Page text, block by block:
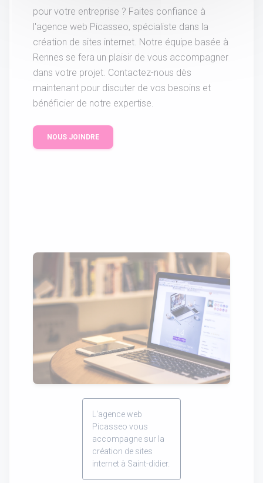
pour votre entreprise ? Faites confiance à
l'agence web Picasseo, spécialiste dans la
création de sites internet. Notre équipe basée à
Rennes se fera un plaisir de vous accompagner
dans votre projet. Contactez-nous dès
maintenant pour discuter de vos besoins et
bénéficier de notre expertise.
NOUS JOINDRE
L'agence web
Picasseo vous
accompagne sur la
création de sites
internet à Saint-didier.